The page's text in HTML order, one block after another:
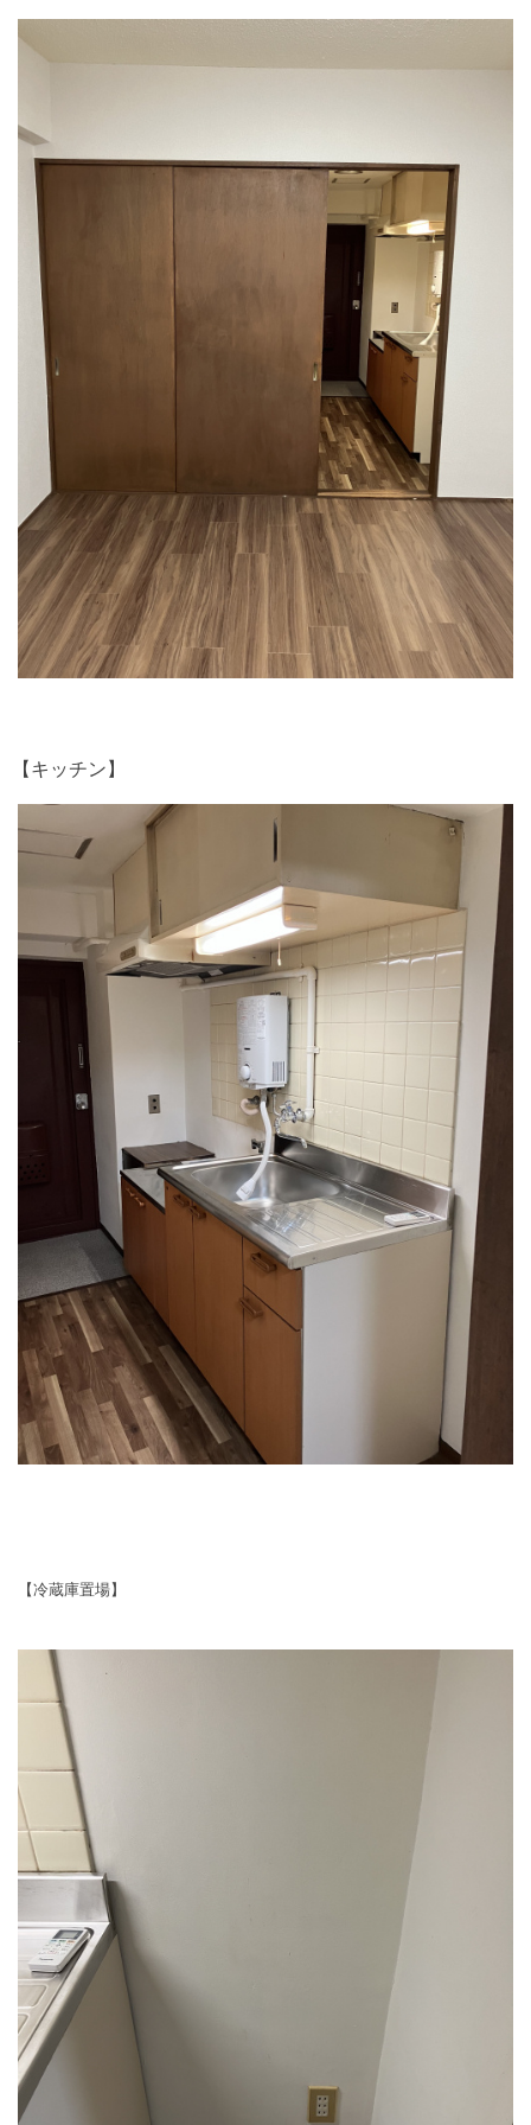
【キッチン】
【冷蔵庫置場】